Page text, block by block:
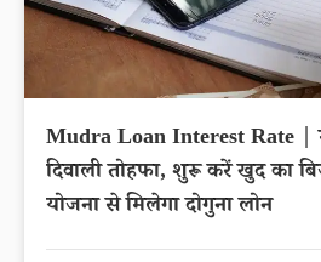
Mudra Loan Interest Rate |
दिवाली तोहफा, शुरू करें खुद का
योजना से मिलेगा दोगुना लोन